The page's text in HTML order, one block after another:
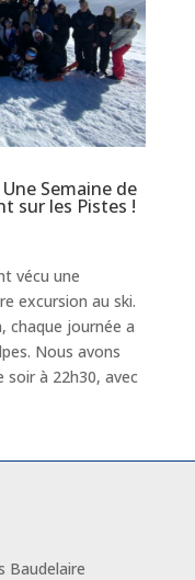
Semaine de
sur les Pistes !
vécu une
excursion au ski.
chaque journée a
Nous avons
soir à 22h30, avec
Baudelaire